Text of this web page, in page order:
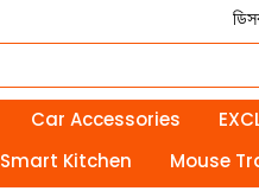
ডিসকাউন্ট পণ্য — আপনার স্মার্ট
Car Accessories
Smart Kitchen Mouse